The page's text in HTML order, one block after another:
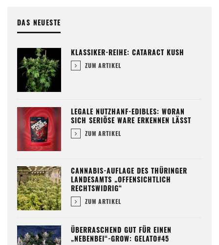
DAS NEUESTE
KLASSIKER-REIHE: CATARACT KUSH
ZUM ARTIKEL
LEGALE NUTZHANF-EDIBLES: WORAN
SICH SERIÖSE WARE ERKENNEN LÄSST
ZUM ARTIKEL
CANNABIS-AUFLAGE DES THÜRINGER
LANDESAMTS „OFFENSICHTLICH
RECHTSWIDRIG“
ZUM ARTIKEL
ÜBERRASCHEND GUT FÜR EINEN
„NEBENBEI“-GROW: GELATO#45